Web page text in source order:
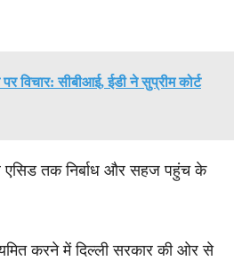
विचार: सीबीआई, ईडी ने सुप्रीम कोर्ट
एसिड तक निर्बाध और सहज पहुंच के
करने में दिल्ली सरकार की ओर से